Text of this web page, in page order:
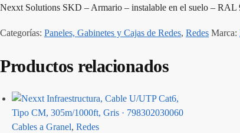
Nexxt Solutions SKD – Armario – instalable en el suelo – RAL
Categorías: Paneles, Gabinetes y Cajas de Redes, Redes Marca:
Productos relacionados
Cables a Granel, Redes